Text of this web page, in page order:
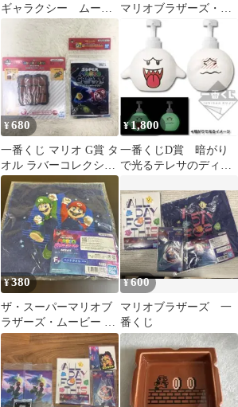
ギャラクシー ムービ
ー ラバーチャーム 3種
セット 一番くじ
マリオブラザーズ・ム
ービー G賞
¥680
一番くじ マリオ G賞 タ
オル ラバーコレクショ
ン 計2点セット！
¥1,800
一番くじD賞 暗がり
で光るテレサのディス
ーマリオブラザーズ
¥380
ザ・スーパーマリオブ
ラザーズ・ムービー ハ
ンドタオル F賞
¥600
マリオブラザーズ 一
番くじ